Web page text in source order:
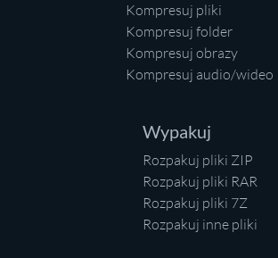
Kompresuj pliki
Kompresuj folder
Kompresuj obrazy
Kompresuj audio/wideo
Wypakuj
Rozpakuj pliki ZIP
Rozpakuj pliki RAR
Rozpakuj pliki 7Z
Rozpakuj inne pliki